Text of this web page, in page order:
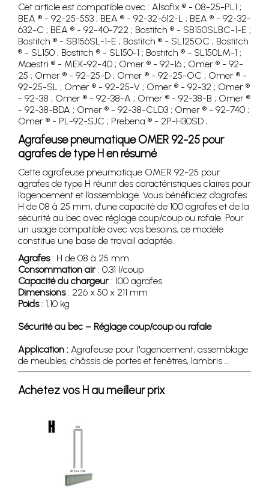
Cet article est compatible avec : Alsafix ® - 08-25-PL1 ;
BEA ® - 92-25-553 ; BEA ® - 92-32-612-L ; BEA ® - 92-32-
632-C ; BEA ® - 92-40-722 ; Bostitch ® - SB150SLBC-1-E ;
Bostitch ® - SB156SL-1-E ; Bostitch ® - SL125OC ; Bostitch
® - SL150 ; Bostitch ® - SL150-1 ; Bostitch ® - SL150LM-1 ;
Maestri ® - MEK-92-40 ; Omer ® - 92-16 ; Omer ® - 92-
25 ; Omer ® - 92-25-D ; Omer ® - 92-25-OC ; Omer ® -
92-25-SL ; Omer ® - 92-25-V ; Omer ® - 92-32 ; Omer ®
- 92-38 ; Omer ® - 92-38-A ; Omer ® - 92-38-B ; Omer ®
- 92-38-BDA ; Omer ® - 92-38-CLD3 ; Omer ® - 92-740 ;
Omer ® - PL-92-SJC ; Prebena ® - 2P-H30SD ;
Agrafeuse pneumatique OMER 92-25 pour
agrafes de type H en résumé
Cette agrafeuse pneumatique OMER 92-25 pour
agrafes de type H réunit des caractéristiques claires pour
l’agencement et l’assemblage. Vous bénéficiez d’agrafes
H de 08 à 25 mm, d’une capacité de 100 agrafes et de la
sécurité au bec avec réglage coup/coup ou rafale. Pour
un usage compatible avec vos besoins, ce modèle
constitue une base de travail adaptée.
Agrafes: H de 08 à 25 mm
Consommation air: 0,31 l/coup
Capacité du chargeur: 100 agrafes
Dimensions: 226 x 50 x 211 mm
Poids: 1,10 kg
Sécurité au bec – Réglage coup/coup ou rafale
Application : Agrafeuse pour l'agencement, assemblage
de meubles, châssis de portes et fenêtres, lambris …
Achetez vos H au meilleur prix